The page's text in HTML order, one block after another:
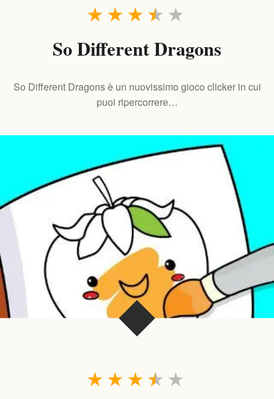
★
★
★
★
★
So Different Dragons
So Different Dragons è un nuovissimo gioco clicker in cui
puoi ripercorrere…
★
★
★
★
★